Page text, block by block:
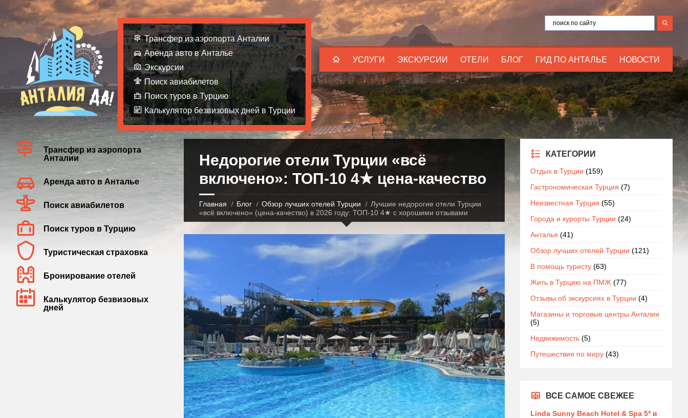
УСЛУГИ ЭКСКУРСИИ ОТЕЛИ БЛОГ ГИД ПО АНТАЛЬЕ НОВОСТИ
Трансфер из аэропорта Анталии
Аренда авто в Анталье
Экскурсии
Поиск авиабилетов
Поиск туров в Турцию
Калькулятор безвизовых дней в Турции
Недорогие отели Турции «всё
включено»: ТОП-10 4★ цена-качество
Главная Блог Обзор лучших отелей Турции
Лучшие недорогие отели Турции
«всё включено» (цена-качество) в 2026 году: ТОП-10 4★ с хорошими отзывами
Трансфер из аэропорта
Анталии
Аренда авто в Анталье
Поиск авиабилетов
Поиск туров в Турцию
Туристическая страховка
Бронирование отелей
Калькулятор безвизовых
дней
КАТЕГОРИИ
Отдых в Турции (159)
Гастрономическая Турция (7)
Неизвестная Турция (55)
Города и курорты Турции (24)
Анталья (41)
Обзор лучших отелей Турции (121)
В помощь туристу(63)
Жить в Турцию на ПМЖ(77)
Отзывы об экскурсиях в Турции (4)
Магазины и торговые центры Анталии
(5)
Недвижимость(5)
Путешествия по миру(43)
ВСЕ САМОЕ СВЕЖЕЕ
Linda Sunny Beach Hotel & Spa 5* в